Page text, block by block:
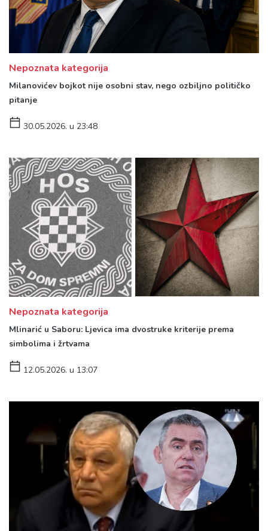
Nepoznata kategorija
Milanovićev bojkot nije osobni stav, nego ozbiljno političko
pitanje
30.05.2026. u 23:48
Nepoznata kategorija
Mlinarić u Saboru: Ljevica ima dvostruke kriterije prema
simbolima i žrtvama
12.05.2026. u 13:07